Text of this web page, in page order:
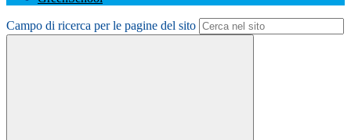
Campo di ricerca per le pagine del sito